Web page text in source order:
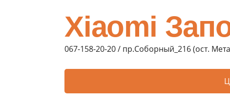
Xiaomi
067-158-20-20 / пр.Соборный_216 (ост.